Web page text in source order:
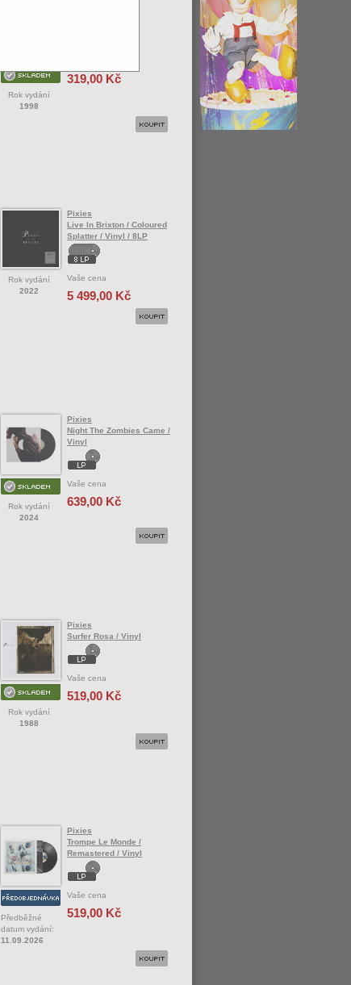
Rok vydání
1998
319,00 Kč
Rok vydání
2022
Pixies
Live In Brixton / Coloured
Splatter / Vinyl / 8LP
Vaše cena
5 499,00 Kč
Rok vydání
2024
Pixies
Night The Zombies Came /
Vinyl
Vaše cena
639,00 Kč
Rok vydání
1988
Pixies
Surfer Rosa / Vinyl
Vaše cena
519,00 Kč
Předběžné
datum vydání:
11.09.2026
Pixies
Trompe Le Monde /
Remastered / Vinyl
Vaše cena
519,00 Kč